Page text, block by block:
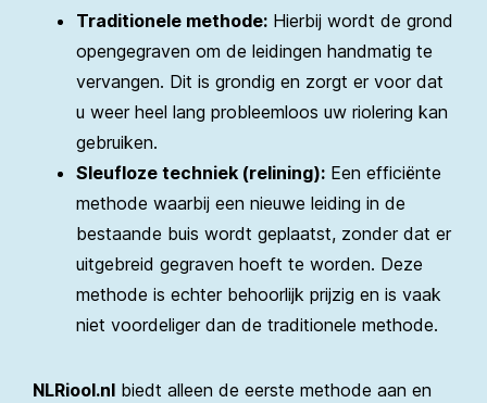
Traditionele methode: Hierbij wordt de grond
opengegraven om de leidingen handmatig te
vervangen. Dit is grondig en zorgt er voor dat
u weer heel lang probleemloos uw riolering kan
gebruiken.
Sleufloze techniek (relining): Een efficiënte
methode waarbij een nieuwe leiding in de
bestaande buis wordt geplaatst, zonder dat er
uitgebreid gegraven hoeft te worden. Deze
methode is echter behoorlijk prijzig en is vaak
niet voordeliger dan de traditionele methode.
NLRiool.nl biedt alleen de eerste methode aan en